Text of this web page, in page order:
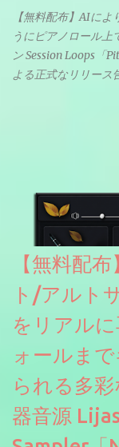
【無料配布】AIに
うにピアノロール
ン Session Loops「
よる正式なリリース
ソースを元に設計
【無料配
ト/アルト
をリアル
ォールま
られる多
器音源